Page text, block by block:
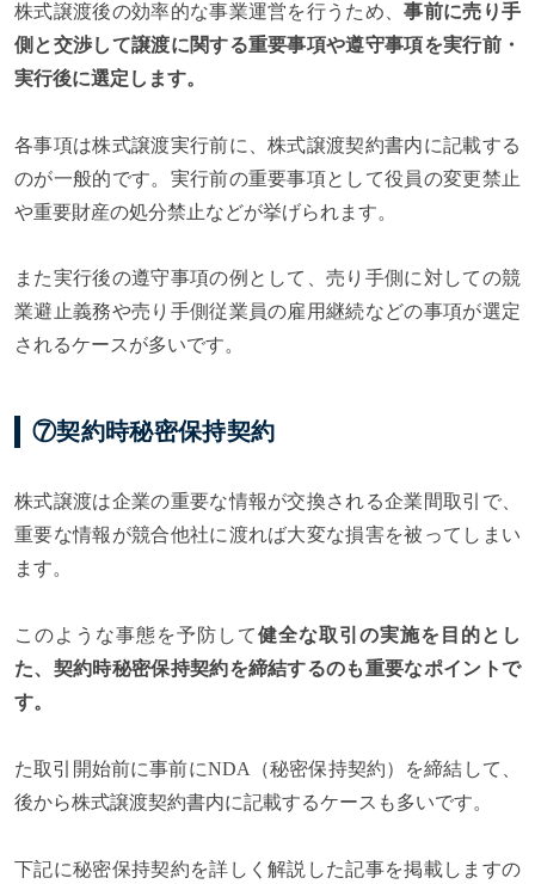
株式譲渡後の効率的な事業運営を行うため、事前に売り手
側と交渉して譲渡に関する重要事項や遵守事項を実行前・
実行後に選定します。
各事項は株式譲渡実行前に、株式譲渡契約書内に記載する
のが一般的です。実行前の重要事項として役員の変更禁止
や重要財産の処分禁止などが挙げられます。
また実行後の遵守事項の例として、売り手側に対しての競
業避止義務や売り手側従業員の雇用継続などの事項が選定
されるケースが多いです。
⑦契約時秘密保持契約
株式譲渡は企業の重要な情報が交換される企業間取引で、
重要な情報が競合他社に渡れば大変な損害を被ってしまい
ます。
このような事態を予防して健全な取引の実施を目的とし
た、契約時秘密保持契約を締結するのも重要なポイントで
す。
た取引開始前に事前にNDA（秘密保持契約）を締結して、
後から株式譲渡契約書内に記載するケースも多いです。
下記に秘密保持契約を詳しく解説した記事を掲載しますの